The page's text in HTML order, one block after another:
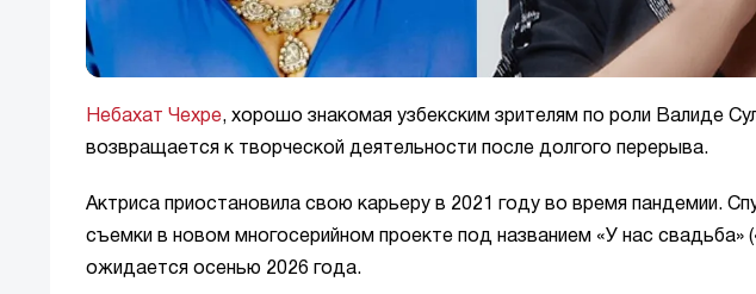
Небахат Чехре, хорошо знакомая узбекским зрителям по роли Валиде
возвращается к творческой деятельности после долгого перерыва.
Актриса приостановила свою карьеру в 2021 году во время пандемии.
съемки в новом многосерийном проекте под названием «У нас свадьба»
ожидается осенью 2026 года.